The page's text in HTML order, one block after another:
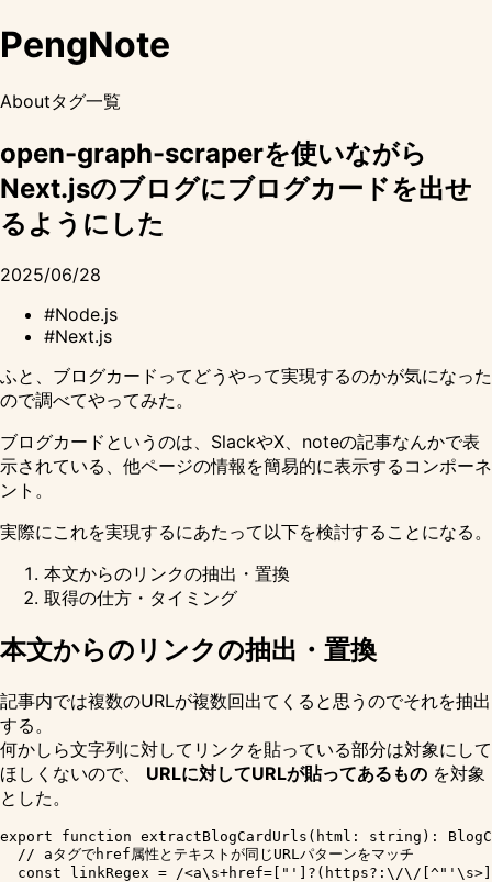
PengNote
Aboutタグ一覧
open-graph-scraperを使いながら
Next.jsのブログにブログカードを出せ
るようにした
2025/06/28
#Node.js
#Next.js
ふと、ブログカードってどうやって実現するのかが気になった
ので調べてやってみた。
ブログカードというのは、SlackやX、noteの記事なんかで表
示されている、他ページの情報を簡易的に表示するコンポーネ
ント。
実際にこれを実現するにあたって以下を検討することになる。
本文からのリンクの抽出・置換
取得の仕方・タイミング
本文からのリンクの抽出・置換
記事内では複数のURLが複数回出てくると思うのでそれを抽出
する。
何かしら文字列に対してリンクを貼っている部分は対象にして
ほしくないので、 URLに対してURLが貼ってあるもの を対象
とした。
export function extractBlogCardUrls(html: string):
  // aタグでhref属性とテキストが同じURLパターンをマッチ
const linkRegex = /<a\s+href=["']?(https?:\/\/